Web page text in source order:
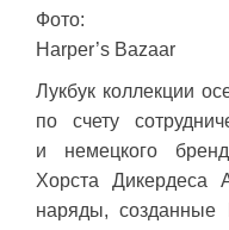
Фото:
Harper’s Bazaar
Лукбук коллекции
по счету
и немецкого
Хорста Дикердеса
наряды,